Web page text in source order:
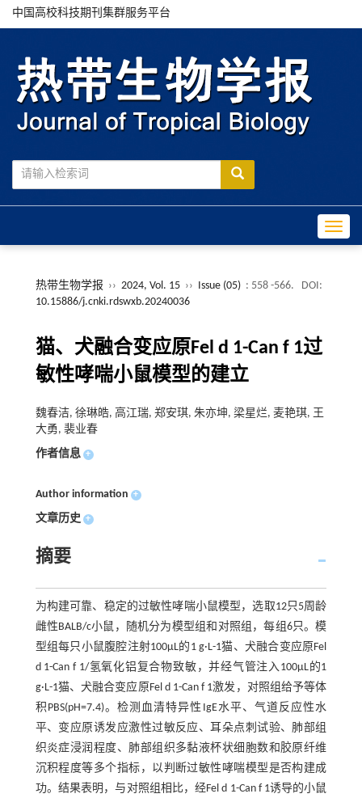
中国高校科技期刊集群服务平台
热带生物学报 ›› 2024, Vol. 15 ›› Issue (05) : 558 -566.
DOI:
10.15886/j.cnki.rdswxb.20240036
猫、犬融合变应原Fel d 1-Can f 1过
敏性哮喘小鼠模型的建立
魏春洁, 徐琳皓, 高江瑞, 郑安琪, 朱亦坤, 梁星烂, 麦艳琪, 王
大勇, 裴业春
作者信息 +
Author information +
文章历史 +
摘要
为构建可靠、稳定的过敏性哮喘小鼠模型，选取12只5周龄
雌性BALB/c小鼠，随机分为模型组和对照组，每组6只。模
型组每只小鼠腹腔注射100μL的1 g·L-1猫、犬融合变应原Fel
d 1-Can f 1/氢氧化铝复合物致敏，并经气管注入100μL的1
g·L-1猫、犬融合变应原Fel d 1-Can f 1激发，对照组给予等体
积PBS(pH=7.4)。检测血清特异性IgE水平、气道反应性水
平、变应原诱发应激性过敏反应、耳朵点刺试验、肺部组
织炎症浸润程度、肺部组织多黏液杯状细胞数和胶原纤维
沉积程度等多个指标，以判断过敏性哮喘模型是否构建成
功。结果表明，与对照组相比，经Fel d 1-Can f 1诱导的小鼠